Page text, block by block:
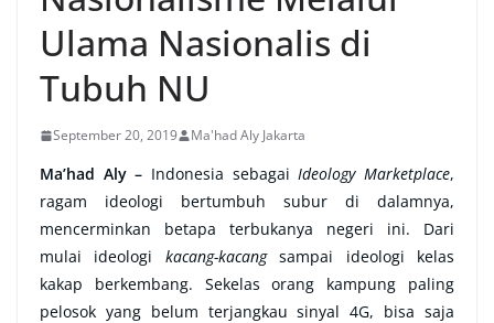
Ulama Nasionalis di
Tubuh NU
September 20, 2019 Ma'had Aly Jakarta
Ma’had Aly – Indonesia sebagaiIdeology Marketplace,
ragam ideologi bertumbuh subur di dalamnya,
mencerminkan betapa terbukanya negeri ini. Dari
mulai ideologi kacang-kacangsampai ideologi kelas
kakap berkembang. Sekelas orang kampung paling
pelosok yang belum terjangkau sinyal 4G, bisa saja